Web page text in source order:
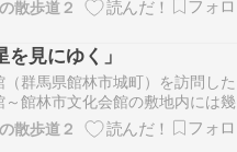
内にも幾つかの作品が展示され
ていない。第一資料館の敷地に
散歩道２
見にゆく」
（群馬県館林市城町）を訪問し
～館林市文化会館の敷地内には
作品が屋外展示されている。館
内にも幾つかの作品が展示され
散歩道２